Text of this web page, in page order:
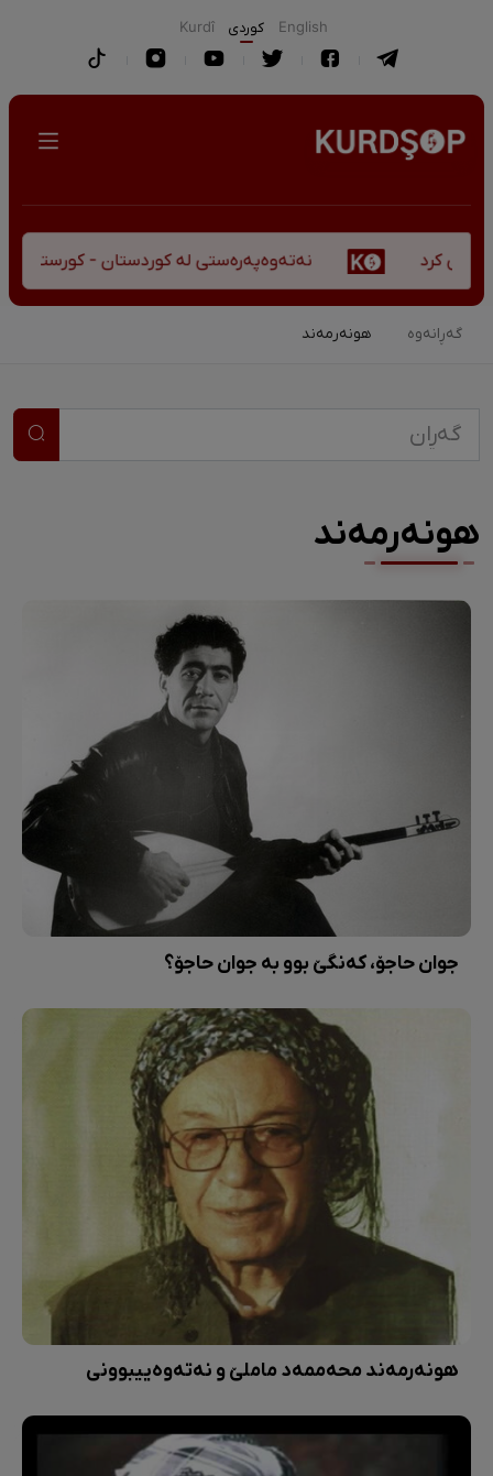
English كوردی Kurdî
نەتەوەپەرەستی لە کوردستان - کورستەی
گەڕانەوە هونەرمەند
هونەرمەند
جوان حاجۆ، کەنگێ بوو بە جوان حاجۆ؟
هونەرمەند محەممەد ماملێ و نەتەوەییبوونی